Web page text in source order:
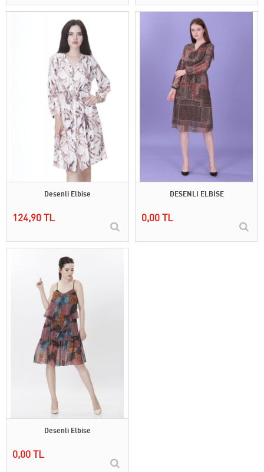
Desenli Elbise
124,90 TL
DESENLI ELBİSE
0,00 TL
Desenli Elbise
0,00 TL